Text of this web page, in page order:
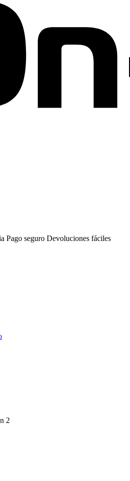
Pago seguro Devoluciones fáciles
2